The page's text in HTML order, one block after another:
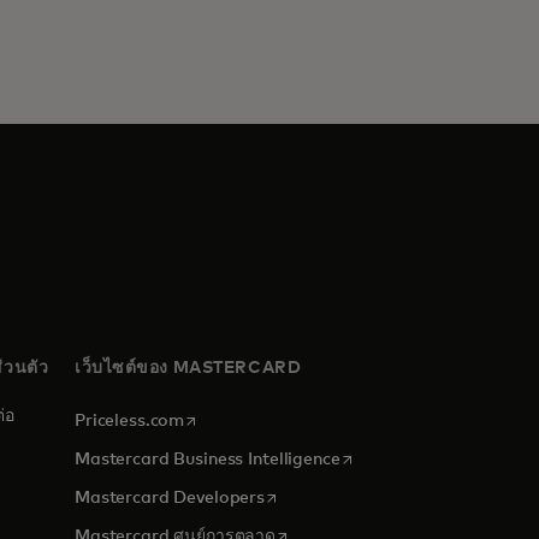
วนตัว
อ
เว็บไซต์ของ MASTERCARD
Priceless.com opens in a new tab
Mastercard Business Intelligenceopens in a new tab
Mastercard Developersopens in a new tab
opens in a new tab